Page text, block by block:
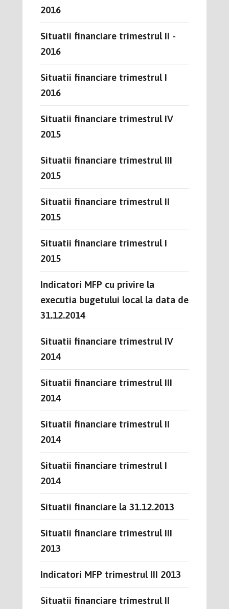
2016
Situatii financiare trimestrul II -
2016
Situatii financiare trimestrul I
2016
Situatii financiare trimestrul IV
2015
Situatii financiare trimestrul III
2015
Situatii financiare trimestrul II
2015
Situatii financiare trimestrul I
2015
Indicatori MFP cu privire la
executia bugetului local la data de
31.12.2014
Situatii financiare trimestrul IV
2014
Situatii financiare trimestrul III
2014
Situatii financiare trimestrul II
2014
Situatii financiare trimestrul I
2014
Situatii financiare la 31.12.2013
Situatii financiare trimestrul III
2013
Indicatori MFP trimestrul III 2013
Situatii financiare trimestrul II